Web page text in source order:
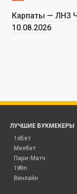
Карпаты — ЛНЗ
10.08.2026
ЛУЧШИЕ БУКМЕКЕРЫ
1хБет
Мелбет
Пари-Матч
1Win
Винлайн